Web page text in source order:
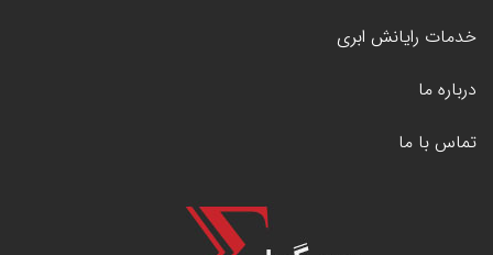
خدمات رایانش ابری
درباره ما
تماس با ما